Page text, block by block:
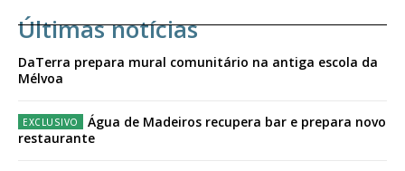
Últimas notícias
DaTerra prepara mural comunitário na antiga escola da
Mélvoa
Água de Madeiros recupera bar e prepara novo
restaurante